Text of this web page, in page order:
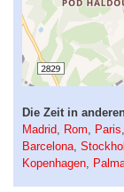
Die Zeit in
Madrid
Rom Paris
Barcelona
Kopenhagen